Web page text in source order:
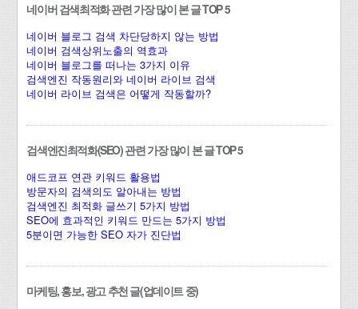
네이버 검색최적화 관련 가장 많이 본 글 TOP 5
네이버 블로그 검색 차단당하지 않는 방법
네이버 검색상위노출의 역효과
네이버 블로그를 떠나는 3가지 이유
검색엔진 작동원리와 네이버 라이브 검색
네이버 라이브 검색은 어떻게 작동할까?
검색엔진최적화(SEO) 관련 가장 많이 본 글 TOP 5
애드코프 연관 키워드 활용법
방문자의 검색의도 알아내는 방법
검색엔진 최적화 글쓰기 5가지 방법
SEO에 효과적인 키워드 만드는 5가지 방법
5분이면 가능한 SEO 자가 진단법
마케팅, 홍보, 광고 추천 글(업데이트 중)